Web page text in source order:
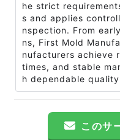
he strict
s and applies
nspection. From
ns, First Mold
nufacturers achieve
times, and stable
h dependable
このサ